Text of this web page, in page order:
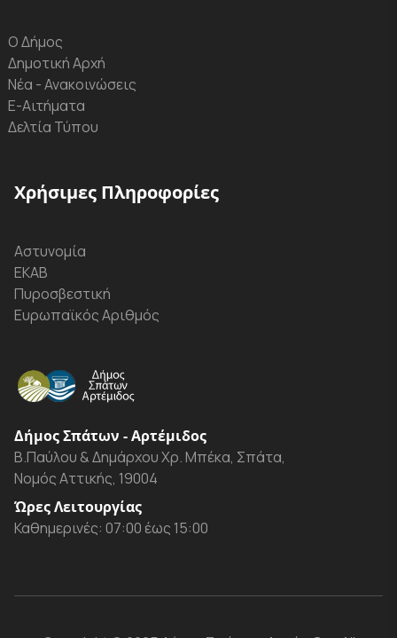
Ο Δήμος
Δημοτική Αρχή
Νέα - Ανακοινώσεις
Ε-Αιτήματα
Δελτία Τύπου
Χρήσιμες Πληροφορίες
Αστυνομία
ΕΚΑΒ
Πυροσβεστική
Ευρωπαϊκός Αριθμός
Δήμος Σπάτων - Αρτέμιδος
Β.Παύλου & Δημάρχου Χρ. Μπέκα, Σπάτα,
Νομός Αττικής, 19004
Ώρες Λειτουργίας
Καθημερινές: 07:00 έως 15:00